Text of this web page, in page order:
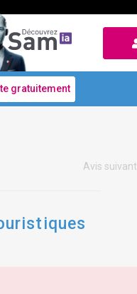
gratuitement
Avis suivant